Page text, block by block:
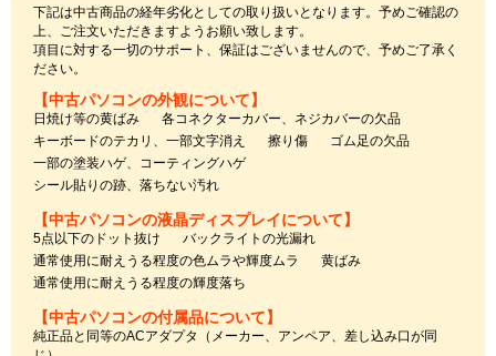
下記は中古商品の経年劣化としての取り扱いとなります。予めご確認の
上、ご注文いただきますようお願い致します。
項目に対する一切のサポート、保証はございませんので、予めご了承く
ださい。
【中古パソコンの外観について】
日焼け等の黄ばみ
各コネクターカバー、ネジカバーの欠品
キーボードのテカリ、一部文字消え
擦り傷
ゴム足の欠品
一部の塗装ハゲ、コーティングハゲ
シール貼りの跡、落ちない汚れ
【中古パソコンの液晶ディスプレイについて】
5点以下のドット抜け
バックライトの光漏れ
通常使用に耐えうる程度の色ムラや輝度ムラ
黄ばみ
通常使用に耐えうる程度の輝度落ち
【中古パソコンの付属品について】
純正品と同等のACアダプタ（メーカー、アンペア、差し込み口が同